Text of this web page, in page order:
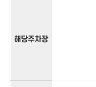
해당주차장